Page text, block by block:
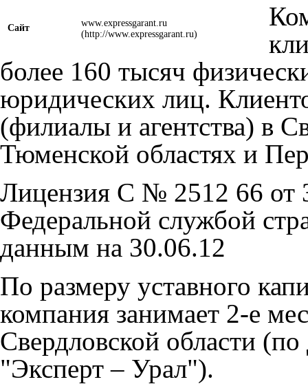
Сайт www.expressgarant.ru
более 160 тысяч
юридических лиц.
(филиалы и агентства) в
Тюменской областях и
Лицензия С № 2512 66 от
Федеральной службой
данным на 30.06.12
По размеру уставного
компания занимает 2-е
Свердловской области
"Экспeрт – Урал").